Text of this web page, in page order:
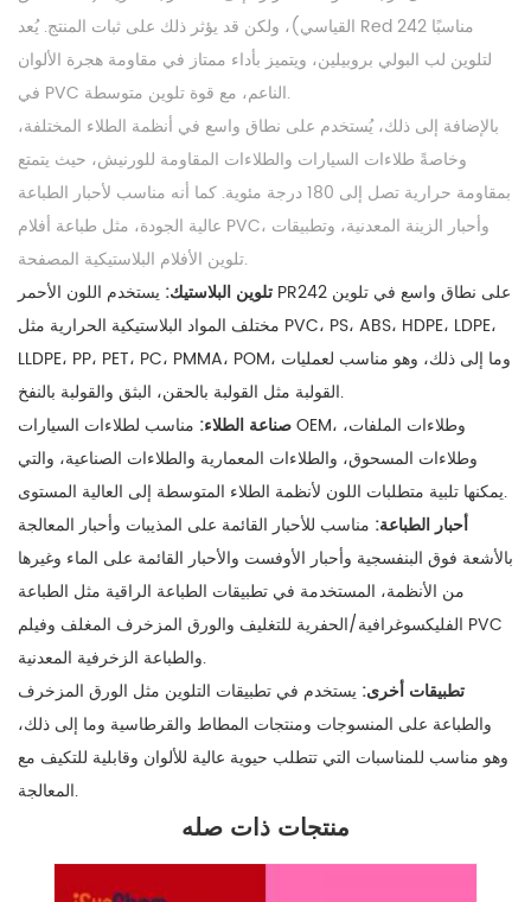
القياسي)، ولكن قد يؤثر ذلك على ثبات المنتج. يُعد Red 242 مناسبًا
لتلوين لب البولي بروبيلين، ويتميز بأداء ممتاز في مقاومة هجرة الألوان
في PVC الناعم، مع قوة تلوين متوسطة.
بالإضافة إلى ذلك، يُستخدم على نطاق واسع في أنظمة الطلاء المختلفة،
وخاصةً طلاءات السيارات والطلاءات المقاومة للورنيش، حيث يتمتع
بمقاومة حرارية تصل إلى 180 درجة مئوية. كما أنه مناسب لأحبار الطباعة
عالية الجودة، مثل طباعة أفلام PVC، وأحبار الزينة المعدنية، وتطبيقات
تلوين الأفلام البلاستيكية المصفحة.
تلوين البلاستيك: يستخدم اللون الأحمر PR242 على نطاق واسع في تلوين
مختلف المواد البلاستيكية الحرارية مثل PVC، PS، ABS، HDPE، LDPE،
LLDPE، PP، PET، PC، PMMA، POM، وما إلى ذلك، وهو مناسب لعمليات
القولبة مثل القولبة بالحقن، البثق والقولبة بالنفخ.
صناعة الطلاء: مناسب لطلاءات السيارات OEM، وطلاءات الملفات،
وطلاءات المسحوق، والطلاءات المعمارية والطلاءات الصناعية، والتي
يمكنها تلبية متطلبات اللون لأنظمة الطلاء المتوسطة إلى العالية المستوى.
أحبار الطباعة: مناسب للأحبار القائمة على المذيبات وأحبار المعالجة
بالأشعة فوق البنفسجية وأحبار الأوفست والأحبار القائمة على الماء وغيرها
من الأنظمة، المستخدمة في تطبيقات الطباعة الراقية مثل الطباعة
الفليكسوغرافية/الحفرية للتغليف والورق المزخرف المغلف وفيلم PVC
والطباعة الزخرفية المعدنية.
تطبيقات أخرى: يستخدم في تطبيقات التلوين مثل الورق المزخرف
والطباعة على المنسوجات ومنتجات المطاط والقرطاسية وما إلى ذلك،
وهو مناسب للمناسبات التي تتطلب حيوية عالية للألوان وقابلية للتكيف مع
المعالجة.
منتجات ذات صله